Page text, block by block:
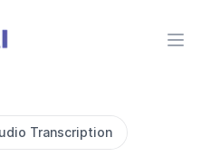
Transcription